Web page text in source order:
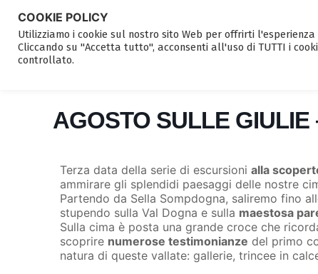
AGOSTO SULLE
Terza data della serie di escursioni alla
ammirare gli splendidi paesaggi delle nostre
Partendo da Sella Sompdogna, saliremo fino
stupendo sulla Val Dogna e sulla maestosa
Sulla cima è posta una grande croce che
scoprire numerose testimonianze del primo
natura di queste vallate: gallerie, trincee in
COOKIE POLICY
Utilizziamo i cookie sul nostro sito Web per offrirti
Cliccando su "Accetta tutto", acconsenti all'uso di TUTTI i
controllato.